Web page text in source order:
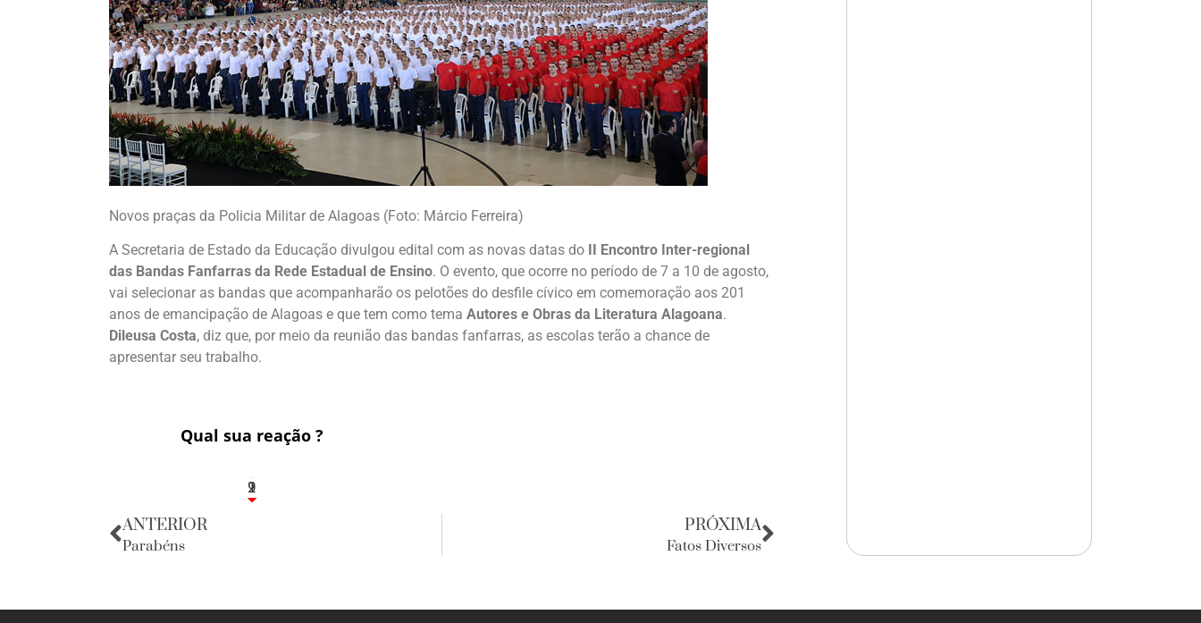
Novos praças da Policia Militar de Alagoas (Foto: Márcio Ferreira)
A Secretaria de Estado da Educação divulgou edital com as novas datas do
II Encontro Inter-regional
das Bandas Fanfarras da Rede Estadual de Ensino. O evento, que ocorre no período de 7 a 10 de agosto,
vai selecionar as bandas que acompanharão os pelotões do desfile cívico em comemoração aos 201
anos de emancipação de Alagoas e que tem como tema Autores e Obras da Literatura Alagoana.
Dileusa Costa, diz que, por meio da reunião das bandas fanfarras, as escolas terão a chance de
apresentar seu trabalho.
Qual sua reação ?
1
2
9
ANTERIOR
Parabéns
PRÓXIMA
Fatos Diversos